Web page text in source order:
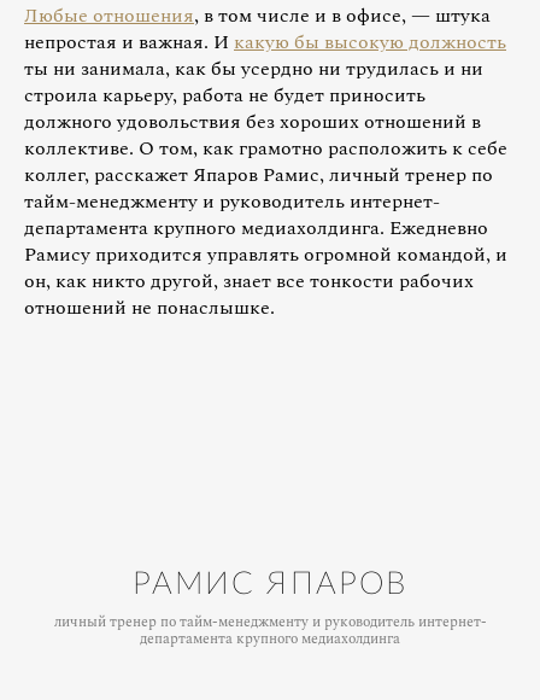
Любые отношения, в том числе и в офисе, — штука
непростая и важная. И какую бы высокую должность
ты ни занимала, как бы усердно ни трудилась и ни
строила карьеру, работа не будет приносить
должного удовольствия без хороших отношений в
коллективе. О том, как грамотно расположить к себе
коллег, расскажет Япаров Рамис, личный тренер по
тайм-менеджменту и руководитель интернет-
департамента крупного медиахолдинга. Ежедневно
Рамису приходится управлять огромной командой, и
он, как никто другой, знает все тонкости рабочих
отношений не понаслышке.
РАМИС ЯПАРОВ
личный тренер по тайм-менеджменту и руководитель интернет-
департамента крупного медиахолдинга